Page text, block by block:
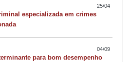
25/04
especializada em crimes
04/09
para bom desempenho